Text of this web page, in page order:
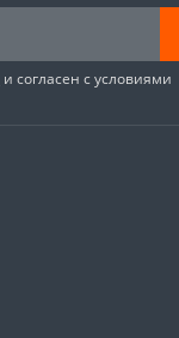
и согласен с условиями